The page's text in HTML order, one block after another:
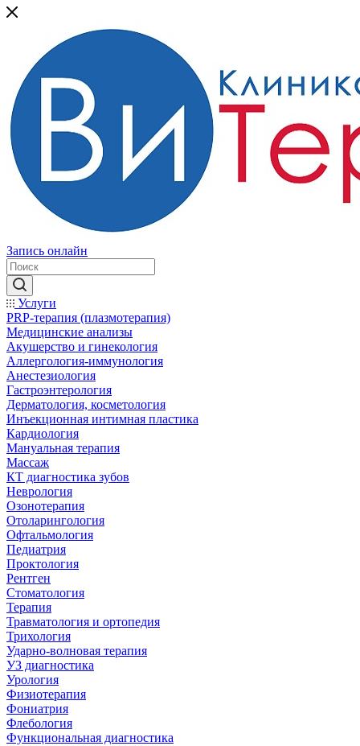
Запись онлайн
Услуги
PRP-терапия (плазмотерапия)
Медицинские анализы
Акушерство и гинекология
Аллергология-иммунология
Анестезиология
Гастроэнтерология
Дерматология, косметология
Инъекционная интимная пластика
Кардиология
Мануальная терапия
Массаж
КТ диагностика зубов
Неврология
Озонотерапия
Отоларингология
Офтальмология
Педиатрия
Проктология
Рентген
Стоматология
Терапия
Травматология и ортопедия
Трихология
Ударно-волновая терапия
УЗ диагностика
Урология
Физиотерапия
Фониатрия
Флебология
Функциональная диагностика